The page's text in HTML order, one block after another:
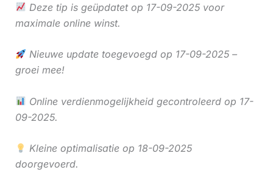
Deze tip is geüpdatet op 17-09-2025 voor
maximale online winst.
Nieuwe update toegevoegd op 17-09-2025 –
groei mee!
Online verdienmogelijkheid gecontroleerd op 17-
09-2025.
Kleine optimalisatie op 18-09-2025
doorgevoerd.